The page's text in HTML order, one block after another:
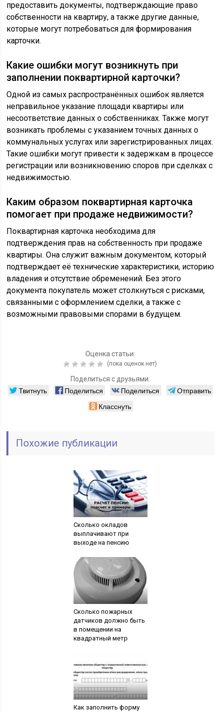
предоставить документы, подтверждающие право
собственности на квартиру, а также другие данные,
которые могут потребоваться для формирования
карточки.
Какие ошибки могут возникнуть при
заполнении поквартирной карточки?
Одной из самых распространённых ошибок является
неправильное указание площади квартиры или
несоответствие данных о собственниках. Также могут
возникать проблемы с указанием точных данных о
коммунальных услугах или зарегистрированных лицах.
Такие ошибки могут привести к задержкам в процессе
регистрации или возникновению споров при сделках с
недвижимостью.
Каким образом поквартирная карточка
помогает при продаже недвижимости?
Поквартирная карточка необходима для
подтверждения прав на собственность при продаже
квартиры. Она служит важным документом, который
подтверждает её технические характеристики, историю
владения и отсутствие обременений. Без этого
документа покупатель может столкнуться с рисками,
связанными с оформлением сделки, а также с
возможными правовыми спорами в будущем.
Оценка статьи:
(пока оценок нет)
Поделиться с друзьями:
Твитнуть Поделиться Поделиться
Отправить
Класснуть
Похожие публикации
Сколько окладов
выплачивают при
выходе на пенсию
Сколько пожарных
датчиков должно быть
в помещении на
квадратный метр
Как заполнить форму